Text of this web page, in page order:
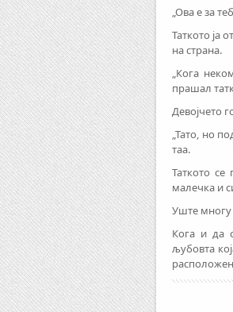
„Ова е за
Таткото ја
на страна.
„Кога
прашал
Девојчето
„Тато, но
таа.
Таткото
малечка и
Уште многу
Кога и да
љубовта